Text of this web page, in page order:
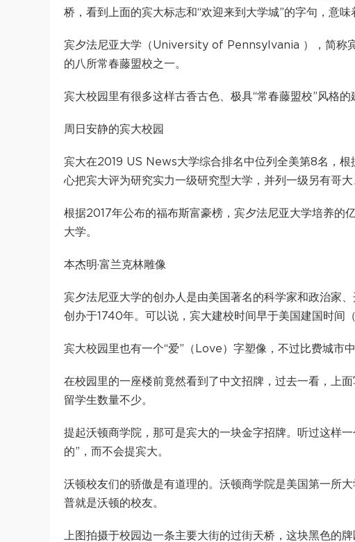
桥，看到上面的宾大标志和“欢迎来到大学城”的字句，意味
宾夕法尼亚大学（University of Pennsylvania ），简称
的八所常春藤盟校之一。
宾大校园里有很多这样古香古色、极具“常春藤盟校”风格的
周日安静的宾大校园
宾大在2019 US News大学综合排名中位列全美第8名，
心把宾大评为研究实力一级研究型大学，并列一级另有哥
根据2017年公布的福布斯富豪榜，宾夕法尼亚大学培养的
大学。
本杰明·富兰克林雕像
宾夕法尼亚大学的创办人是由美国著名的科学家和政治家
创办于1740年。可以说，宾大建校时间早于美国建国时间（
宾大校园里也有一个“爱”（Love）字塑像，不过比费城市
在校园里的一座楼前竟然看到了中文招牌，过去一看，上
留学生数量不少。
提起沃顿商学院，那可是宾大的一块金字招牌。听过这样
的”，而不会提宾大。
沃顿校友们的骄傲是有道理的。沃顿商学院是美国第一所
普就是沃顿的校友。
上图拍摄于校园边一条主要大街的过街天桥，这块黑色的